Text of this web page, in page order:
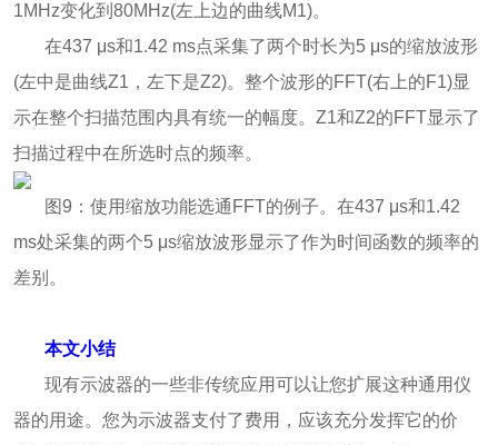
1MHz变化到80MHz(左上边的曲线M1)。
在437 μs和1.42 ms点采集了两个时长为5 μs的缩放波形
(左中是曲线Z1，左下是Z2)。整个波形的FFT(右上的F1)显
示在整个扫描范围内具有统一的幅度。Z1和Z2的FFT显示了
扫描过程中在所选时点的频率。
图9：使用缩放功能选通FFT的例子。在437 μs和1.42
ms处采集的两个5 μs缩放波形显示了作为时间函数的频率的
差别。
本文小结
现有示波器的一些非传统应用可以让您扩展这种通用仪
器的用途。您为示波器支付了费用，应该充分发挥它的价